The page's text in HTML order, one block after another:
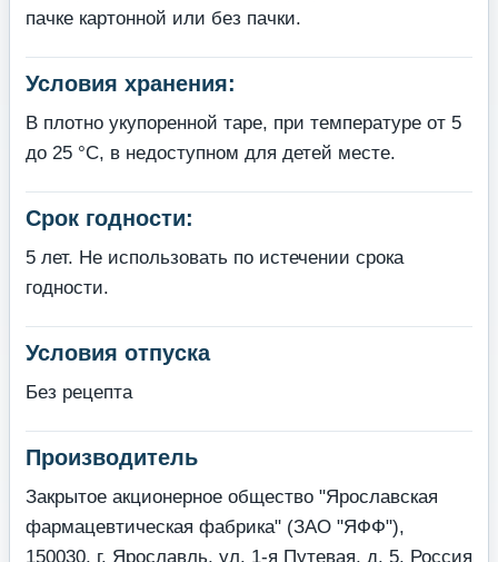
пачке картонной или без пачки.
Условия хранения:
В плотно укупоренной таре, при температуре от 5
до 25 °С, в недоступном для детей месте.
Срок годности:
5 лет. Не использовать по истечении срока
годности.
Условия отпуска
Без рецепта
Производитель
Закрытое акционерное общество "Ярославская
фармацевтическая фабрика" (ЗАО "ЯФФ"),
150030, г. Ярославль, ул. 1-я Путевая, д. 5, Россия